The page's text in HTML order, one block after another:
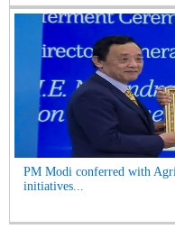
PM Modi conferred with
initiatives...